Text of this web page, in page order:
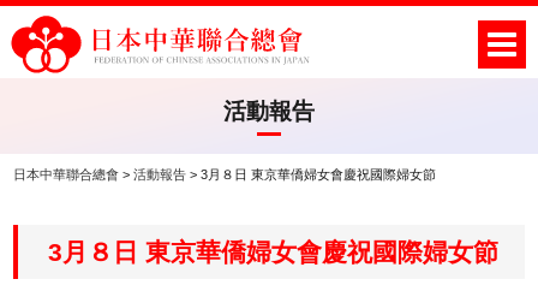
活動報告
日本中華聯合總會 >活動報告 >3月８日 東京華僑婦女會慶祝國際婦女節
3月８日 東京華僑婦女會慶祝國際婦女節